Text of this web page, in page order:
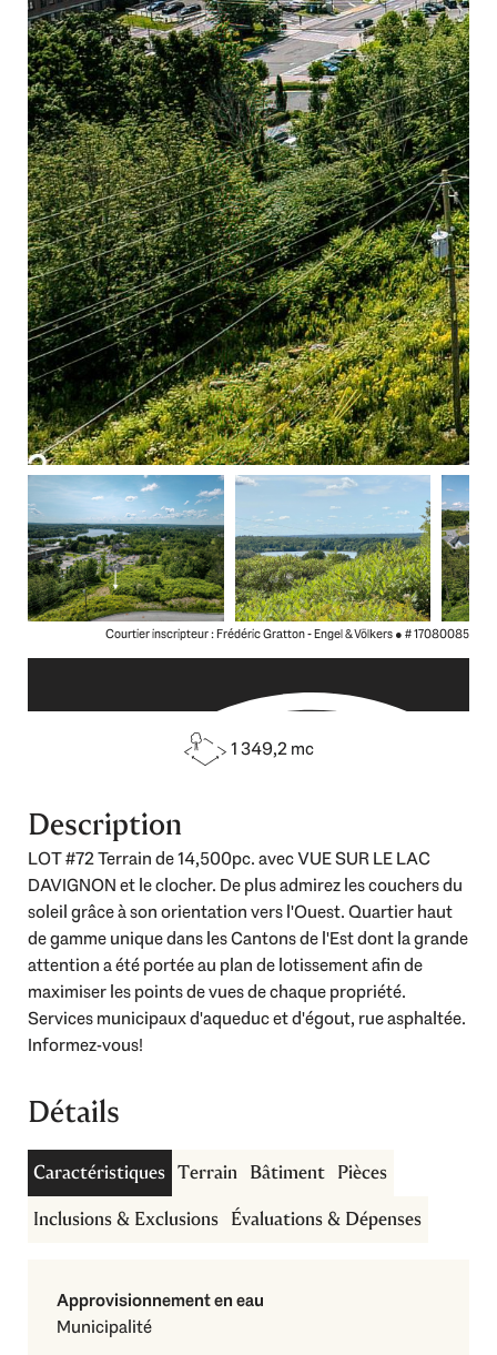
Courtier inscripteur : Frédéric Gratton - Engel & Völkers ● # 17080085
1 349,2 mc
Description
LOT #72 Terrain de 14,500pc. avec VUE SUR LE LAC
DAVIGNON et le clocher. De plus admirez les couchers du
soleil grâce à son orientation vers l'Ouest. Quartier haut
de gamme unique dans les Cantons de l'Est dont la grande
attention a été portée au plan de lotissement afin de
maximiser les points de vues de chaque propriété.
Services municipaux d'aqueduc et d'égout, rue asphaltée.
Informez-vous!
Détails
Caractéristiques Terrain Bâtiment Pièces
Inclusions & Exclusions Évaluations & Dépenses
Approvisionnement en eau
Municipalité